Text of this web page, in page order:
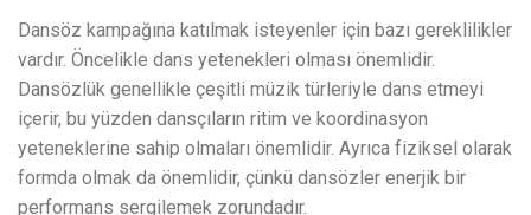
Dansöz kampağına katılmak isteyenler için bazı gereklilikler
vardır. Öncelikle dans yetenekleri olması önemlidir.
Dansözlük genellikle çeşitli müzik türleriyle dans etmeyi
içerir, bu yüzden dansçıların ritim ve koordinasyon
yeteneklerine sahip olmaları önemlidir. Ayrıca fiziksel olarak
formda olmak da önemlidir, çünkü dansözler enerjik bir
performans sergilemek zorundadır.